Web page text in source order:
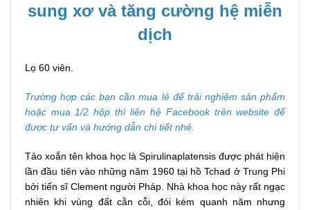
sung xơ và tăng cường hệ miễn
dịch
Lọ 60 viên.
Trường hợp các bạn cần mua lẻ để trải nghiệm sản phẩm
hoặc mua 1/2 hộp thì liên hệ Facebook trên website để
được tư vấn và hướng dẫn chi tiết nhé.
Tảo xoắn tên khoa học là Spirulinaplatensis được phát hiện
lần đầu tiên vào những năm 1960 tại hồ Tchad ở Trung Phi
bởi tiến sĩ Clement người Pháp. Nhà khoa học này rất ngạc
nhiên khi vùng đất cằn cỗi, đói kém quanh năm nhưng